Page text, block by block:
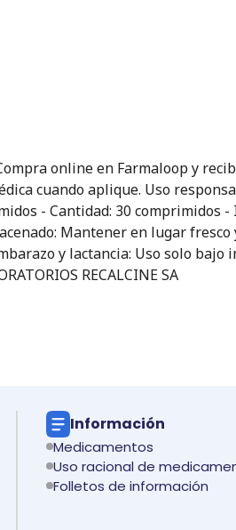
online en Farmaloop y
cuando aplique. Uso
- Cantidad: 30
Mantener en lugar
y lactancia: Uso solo bajo
RECALCINE SA
Información
Medicamentos
Uso racional de
Folletos de información